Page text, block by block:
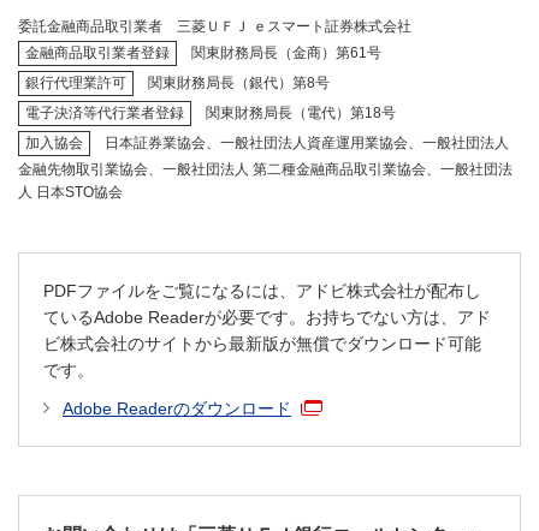
委託金融商品取引業者 三菱ＵＦＪ ｅスマート証券株式会社
金融商品取引業者登録
関東財務局長（金商）第61号
銀行代理業許可
関東財務局長（銀代）第8号
電子決済等代行業者登録
関東財務局長（電代）第18号
加入協会
日本証券業協会、一般社団法人資産運用業協会、一般社団法人
金融先物取引業協会、一般社団法人 第二種金融商品取引業協会、一般社団法
人 日本STO協会
PDFファイルをご覧になるには、アドビ株式会社が配布し
ているAdobe Readerが必要です。お持ちでない方は、アド
ビ株式会社のサイトから最新版が無償でダウンロード可能
です。
Adobe Readerのダウンロード